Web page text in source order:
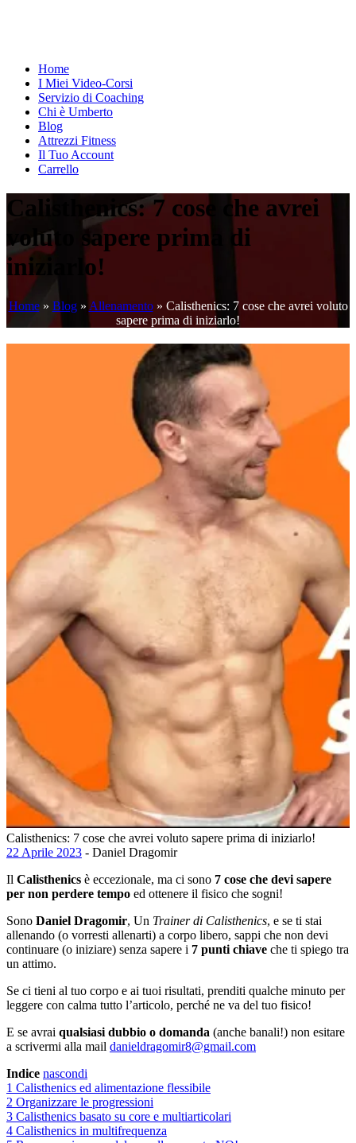
Home
I Miei Video-Corsi
Servizio di Coaching
Chi è Umberto
Blog
Attrezzi Fitness
Il Tuo Account
Carrello
Calisthenics: 7 cose che avrei
voluto sapere prima di
iniziarlo!
Home» Blog» Allenamento» Calisthenics: 7 cose che avrei voluto
sapere prima di iniziarlo!
Calisthenics: 7 cose che avrei voluto sapere prima di iniziarlo!
22 Aprile 2023 - Daniel Dragomir
Il Calisthenics è eccezionale, ma ci sono 7 cose che devi sapere
per non perdere tempo ed ottenere il fisico che sogni!
Sono Daniel Dragomir, Un Trainer di Calisthenics, e se ti stai
allenando (o vorresti allenarti) a corpo libero, sappi che non devi
continuare (o iniziare) senza sapere i 7 punti chiave che ti spiego tra
un attimo.
Se ci tieni al tuo corpo e ai tuoi risultati, prenditi qualche minuto per
leggere con calma tutto l’articolo, perché ne va del tuo fisico!
E se avrai qualsiasi dubbio o domanda (anche banali!) non esitare
a scrivermi alla mail danieldragomir8@gmail.com
Indice nascondi
1 Calisthenics ed alimentazione flessibile
2 Organizzare le progressioni
3 Calisthenics basato su core e multiarticolari
4 Calisthenics in multifrequenza